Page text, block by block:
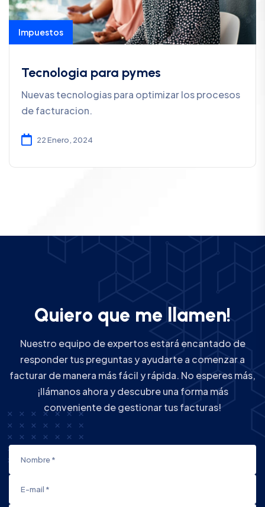
Impuestos
Tecnologia para pymes
Nuevas tecnologias para optimizar los procesos
de facturacion.
22 Enero, 2024
Quiero que me amen!
Nuestro equipo de expertos estará encantado de
responder tus preguntas y ayudarte a comenzar a
facturar de manera más fácil y rápida. No esperes más,
¡llámanos ahora y descubre una forma más
conveniente de gestionar tus facturas!